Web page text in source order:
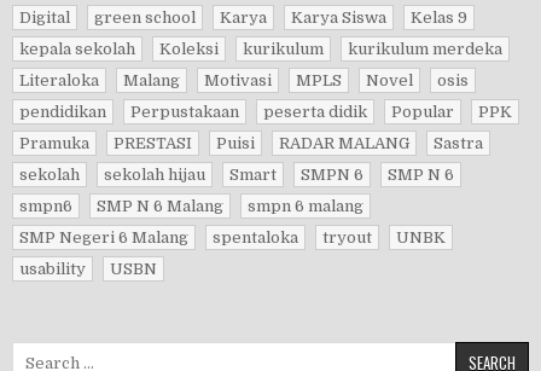
Digital
green school Karya Karya Siswa
Kelas 9
kepala sekolah
Koleksi kurikulum
kurikulum merdeka
Literaloka
Malang Motivasi MPLS Novel
osis
pendidikan
Perpustakaan peserta didik Popular
PPK
Pramuka
PRESTASI Puisi RADAR MALANG
Sastra
sekolah
sekolah hijau Smart SMPN 6
SMP N 6
smpn6
SMP N 6 Malang
smpn 6 malang
SMP Negeri 6 Malang
spentaloka tryout
UNBK
usability
USBN
Search for: